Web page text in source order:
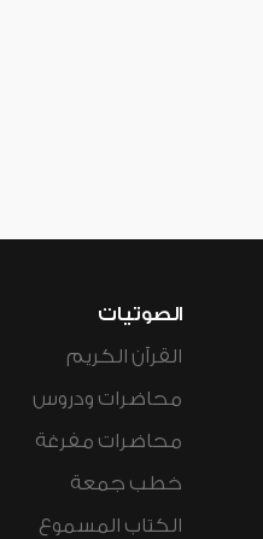
الصوتيات
القرآن الكريم
محاضرات ودروس
محاضرات مفرغة
خطب جمعة
الكتاب المسموع